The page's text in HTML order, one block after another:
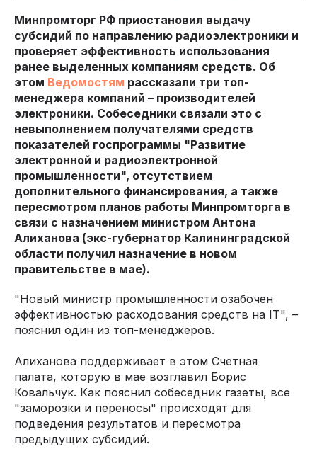
Минпромторг РФ приостановил выдачу
субсидий по направлению радиоэлектроники и
проверяет эффективность использования
ранее выделенных компаниям средств. Об
этом Ведомостям рассказали три топ-
менеджера компаний – производителей
электроники. Собеседники связали это с
невыполнением получателями средств
показателей госпрограммы "Развитие
электронной и радиоэлектронной
промышленности", отсутствием
дополнительного финансирования, а также
пересмотром планов работы Минпромторга в
связи с назначением министром Антона
Алиханова (экс-губернатор Калининградской
области получил назначение в новом
правительстве в мае).
"Новый министр промышленности озабочен
эффективностью расходования средств на IТ", –
пояснил один из топ-менеджеров.
Алиханова поддерживает в этом Счетная
палата, которую в мае возглавил Борис
Ковальчук. Как пояснил собеседник газеты, все
"заморозки и переносы" происходят для
подведения результатов и пересмотра
предыдущих субсидий.